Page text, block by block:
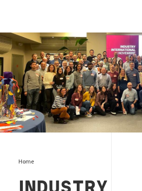
team-building-ind-int-group
Home